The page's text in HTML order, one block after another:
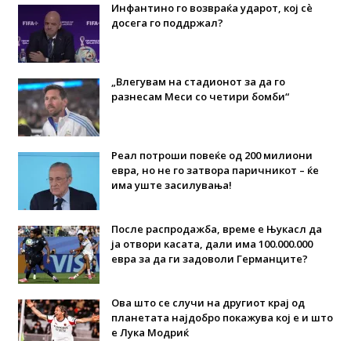
Инфантино го возвраќа ударот, кој сè
досега го поддржал?
„Влегувам на стадионот за да го
разнесам Меси со четири бомби“
Реал потроши повеќе од 200 милиони
евра, но не го затвора паричникот – ќе
има уште засилувања!
После распродажба, време е Њукасл да
ја отвори касата, дали има 100.000.000
евра за да ги задоволи Германците?
Ова што се случи на другиот крај од
планетата најдобро покажува кој е и што
е Лука Модриќ